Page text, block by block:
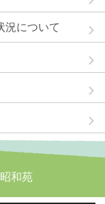
況について
和苑